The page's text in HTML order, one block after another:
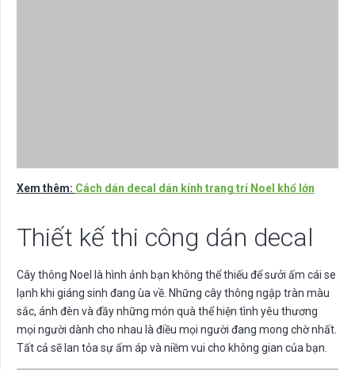
Xem thêm: Cách dán decal dán kính trang trí Noel khổ lớn
Thiết kế thi công dán decal
Cây thông Noel là hình ảnh bạn không thể thiếu để sưởi ấm cái se
lạnh khi giáng sinh đang ùa về. Những cây thông ngập tràn màu
sắc, ánh đèn và đầy những món quà thể hiện tình yêu thương
mọi người dành cho nhau là điều mọi người đang mong chờ nhất.
Tất cả sẽ lan tỏa sự ấm áp và niềm vui cho không gian của bạn.